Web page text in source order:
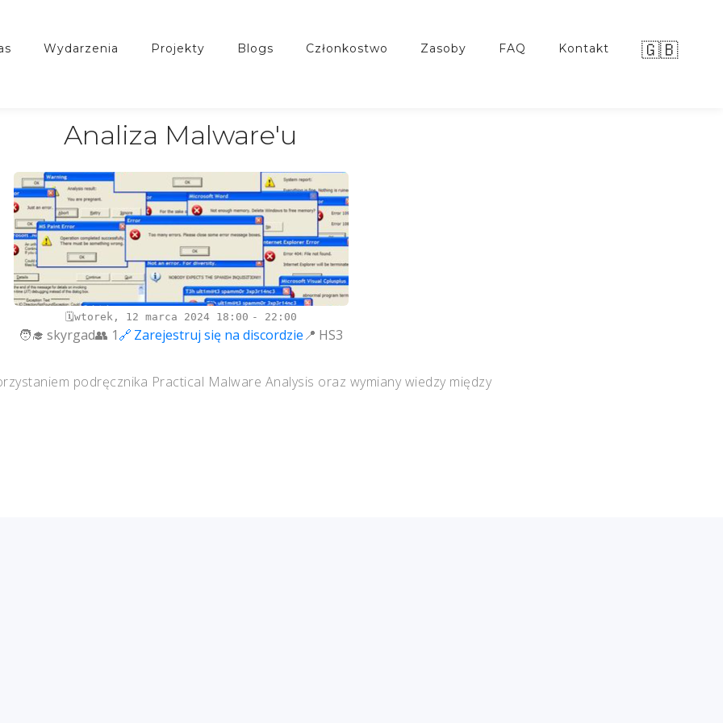
wydarzenia projekty blogs członkostwo zasoby FAQ kontakt 🇬🇧
Analiza Malware'u
wtorek, 12 marca 2024 18:00 22:00
skyrgad 1 Zarejestruj się na discordzie HS3
podręcznika Practical Malware Analysis oraz wymiany wiedzy między